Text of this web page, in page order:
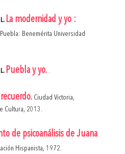
La modernidad y yo :
Puebla: Benemérita Universidad
Puebla y yo. .
Ciudad Victoria,
Cultura, 2013.
de psicoanálisis de Juana
Hispanista, 1972.